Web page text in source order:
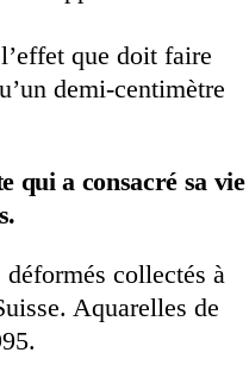
que doit faire
demi-centimètre
qui a consacré sa vie
collectés à
Aquarelles de